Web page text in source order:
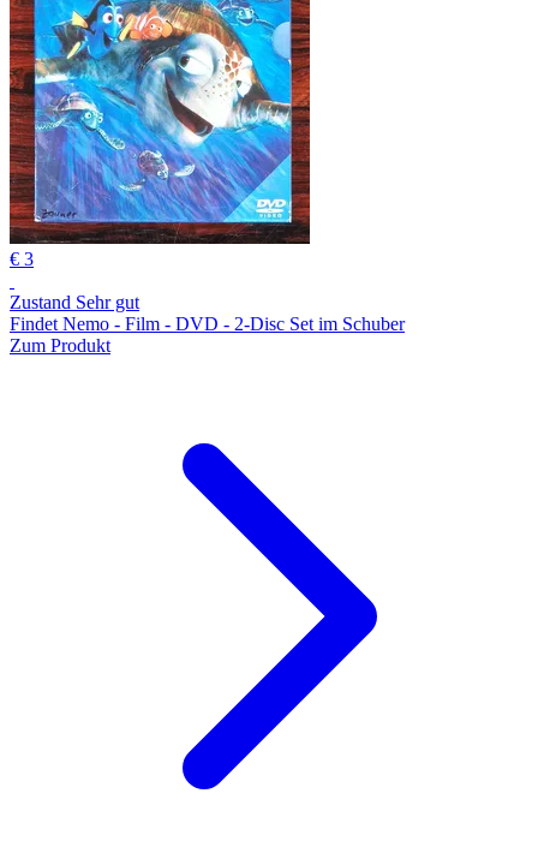
€ 3
Zustand Sehr gut
Findet Nemo - Film - DVD - 2-Disc Set im Schuber
Zum Produkt